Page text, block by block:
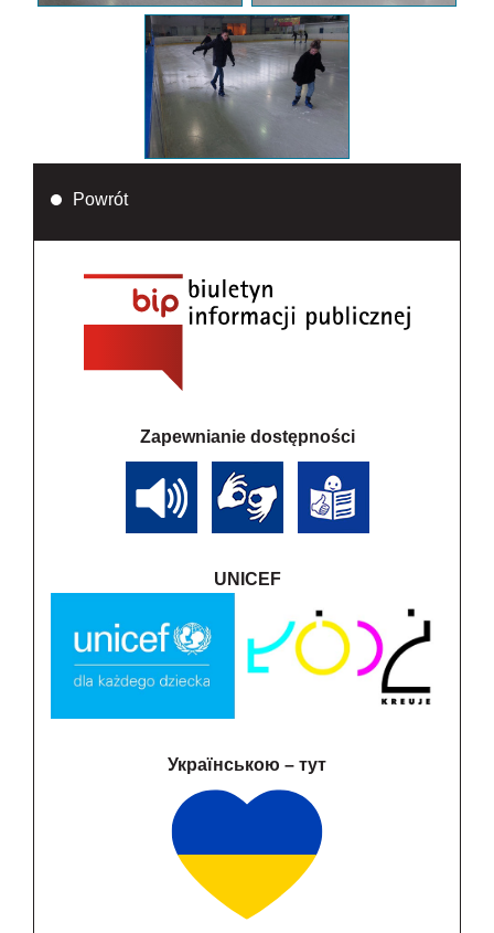
Powrót
Zapewnianie dostępności
UNICEF
Українською – тут